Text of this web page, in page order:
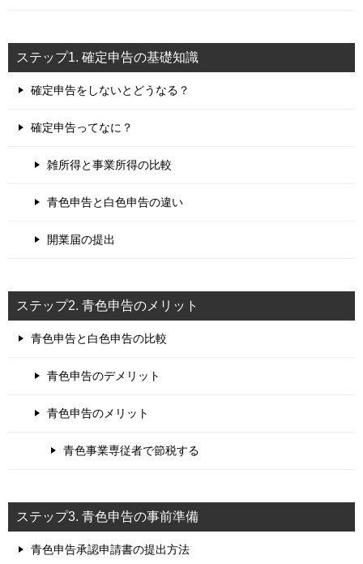
ステップ1. 確定申告の基礎知識
確定申告をしないとどうなる？
確定申告ってなに？
雑所得と事業所得の比較
青色申告と白色申告の違い
開業届の提出
ステップ2. 青色申告のメリット
青色申告と白色申告の比較
青色申告のデメリット
青色申告のメリット
青色事業専従者で節税する
ステップ3. 青色申告の事前準備
青色申告承認申請書の提出方法